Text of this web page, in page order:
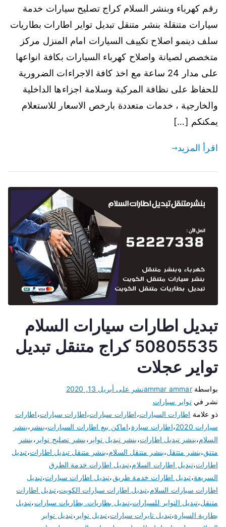
رقم كهرباء وبنشر السلام كراج تصليح سيارات خدمة
سيارات متنقلة بنشر متنقل تبديل تواير اطارات بطاريات
سلف دينمو اصلاح تكييف السيارات امام المنزل مركز
متخصص لصيانة واصلاح كهرباء السيارات بكافة انواعها
على مدار 24 ساعة مع اخذ كافة الاجراءات الضرورية
للحفاظ على نظافة المركبة وسلامة اجزاءها الداخلية
والخارجية ، خدمات متعددة بارخص الاسعار للاستعلام
يمكنكم […]
اقرأ المزيد
تبديل اطارات سيارات السلام
50805535 كراج متنقل تبديل
تواير عجلات
بواسطةammar ammarنشر على أبريل 13, 2020
نشر فيتواير سيارات
ذو علامة اطارات السيارات،اطارات سبارات،اطارات سيارات،اطارات
سيارات 2020
،اطارات سيارة،اماكن بيع اطارات السيارات،بنشر ،بنشر
السلام،بنشر تبديل اطارات،بنشر تبديل تواير ،بنشر تصليح تواير ،بنشر
متتق،بنشر متتقل،بنشر متنقل السلام،بنشر متنقل تبديل اطارات،تبديل
اطارات،تبديل اطارات السلام،تبديل اطارات خدمة الطرق
السريعة،تبديل اطارات خدمة طريق،تبديل اطارات سيارات،تبديل
اطارات سيارات السلام،تبديل اطارات سيارات الكويت،تبديل اطارات
متنقل،تبديل التواير للسيارات،تبديل بطاريات. بطاريات سيارات،تبديل
بطارية السيارة،تبديل تايرات سيارات،تبديل تواير ،تبديل تواير